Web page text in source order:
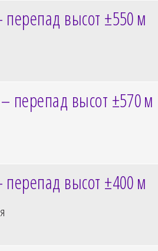
перепад высот ±550м
перепад высот ±570м
перепад высот ±400м